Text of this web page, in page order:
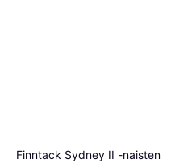
Finntack Sydney II -naisten